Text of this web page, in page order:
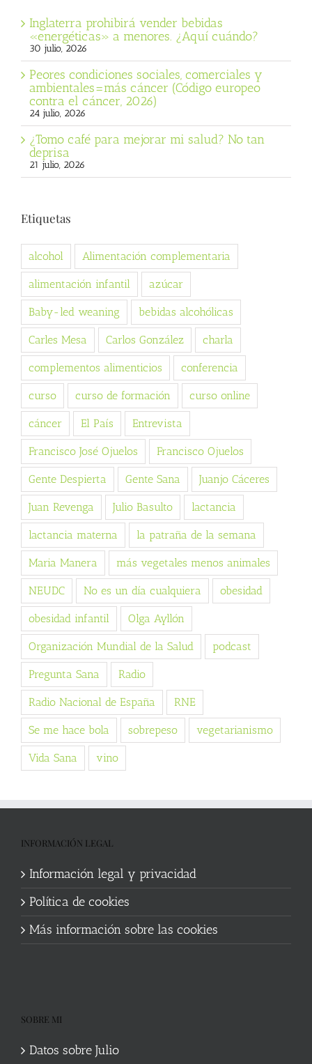
Inglaterra prohibirá vender bebidas
«energéticas» a menores. ¿Aquí cuándo?
30 julio, 2026
Peores condiciones sociales, comerciales y
ambientales=más cáncer (Código europeo
contra el cáncer, 2026)
24 julio, 2026
¿Tomo café para mejorar mi salud? No tan
deprisa
21 julio, 2026
Etiquetas
alcohol Alimentación complementaria
alimentación infantil azúcar
Baby-led weaning bebidas alcohólicas
Carles Mesa Carlos González charla
complementos alimenticios conferencia
curso curso de formación curso online
cáncer El País Entrevista
Francisco José Ojuelos Francisco Ojuelos
Gente Despierta Gente Sana Juanjo Cáceres
Juan Revenga Julio Basulto lactancia
lactancia materna la patraña de la semana
Maria Manera más vegetales menos animales
NEUDC No es un día cualquiera obesidad
obesidad infantil Olga Ayllón
Organización Mundial de la Salud podcast
Pregunta Sana Radio
Radio Nacional de España RNE
Se me hace bola sobrepeso vegetarianismo
Vida Sana vino
INFORMACIÓN LEGAL
Información legal y privacidad
Política de cookies
Más información sobre las cookies
SOBRE MI
Datos sobre Julio